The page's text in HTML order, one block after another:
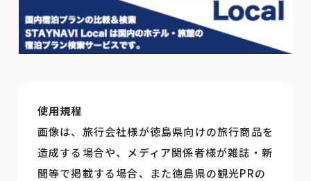
使用規程
画像は、旅行会社様が徳島県向けの旅行商品を
造成する場合や、メディア関係者様が雑誌・新
聞等で掲載する場合、また徳島県の観光PRの